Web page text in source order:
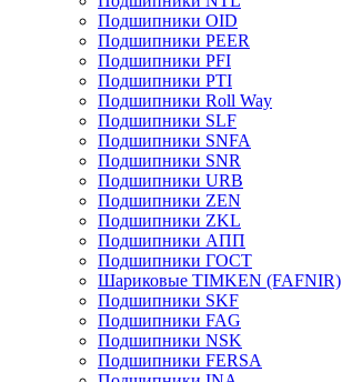
Подшипники OID
Подшипники PEER
Подшипники PFI
Подшипники PTI
Подшипники Roll Way
Подшипники SLF
Подшипники SNFA
Подшипники SNR
Подшипники URB
Подшипники ZEN
Подшипники ZKL
Подшипники АПП
Подшипники ГОСТ
Шариковые ТІMKEN (FAFNIR)
Подшипники SKF
Подшипники FAG
Подшипники NSK
Подшипники FERSA